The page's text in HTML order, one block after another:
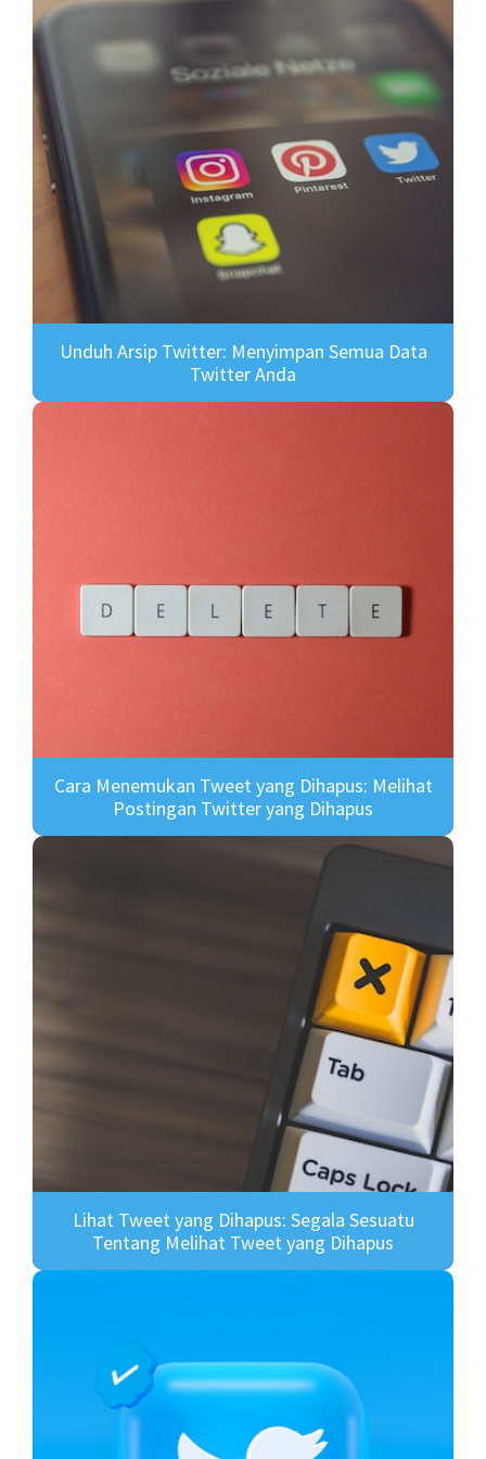
Unduh Arsip Twitter: Menyimpan Semua Data
Twitter Anda
Cara Menemukan Tweet yang Dihapus: Melihat
Postingan Twitter yang Dihapus
Lihat Tweet yang Dihapus: Segala Sesuatu
Tentang Melihat Tweet yang Dihapus